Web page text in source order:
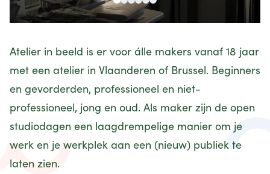
Atelier in beeld is er voor álle makers vanaf 18 jaar
met een atelier in Vlaanderen of Brussel. Beginners
en gevorderden, professioneel en niet-
professioneel, jong en oud. Als maker zijn de open
studiodagen een laagdrempelige manier om je
werk en je werkplek aan een (nieuw) publiek te
laten zien.